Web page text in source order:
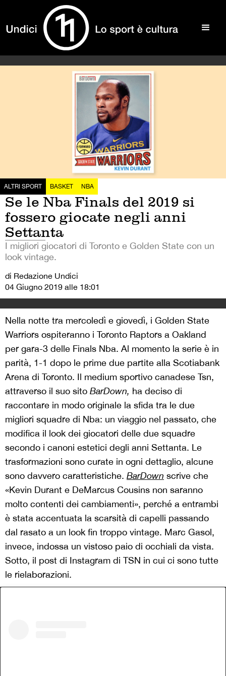
ALTRI SPORT BASKET NBA
Se le Nba Finals del 2019 si
fossero giocate negli anni
Settanta
I migliori giocatori di Toronto e Golden State con un
look vintage.
di Redazione Undici
04 Giugno 2019 alle 18:01
Nella notte tra mercoledì e giovedì, i Golden State
Warriors ospiteranno i Toronto Raptors a Oakland
per gara-3 delle Finals Nba. Al momento la serie è in
parità, 1-1 dopo le prime due partite alla Scotiabank
Arena di Toronto. Il medium sportivo canadese Tsn,
attraverso il suo sito BarDown, ha deciso di
raccontare in modo originale la sfida tra le due
migliori squadre di Nba: un viaggio nel passato, che
modifica il look dei giocatori delle due squadre
secondo i canoni estetici degli anni Settanta. Le
trasformazioni sono curate in ogni dettaglio, alcune
sono davvero caratteristiche. BarDown scrive che
«Kevin Durant e DeMarcus Cousins non saranno
molto contenti dei cambiamenti», perché a entrambi
è stata accentuata la scarsità di capelli passando
dal rasato a un look fin troppo vintage. Marc Gasol,
invece, indossa un vistoso paio di occhiali da vista.
Sotto, il post di Instagram di TSN in cui ci sono tutte
le rielaborazioni.